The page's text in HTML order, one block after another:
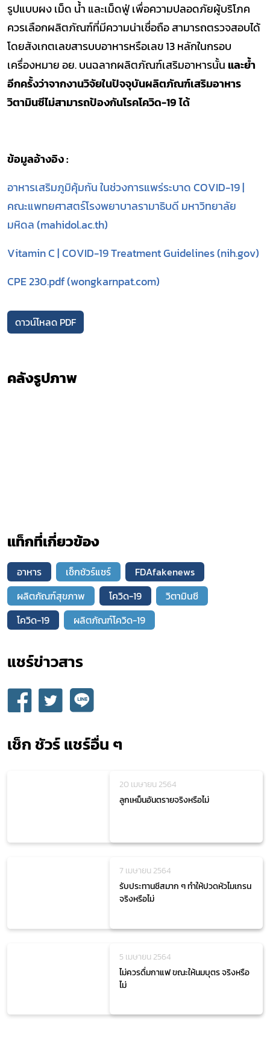
รูปแบบผง เม็ด น้ำ และเม็ดฟู่ เพื่อความปลอดภัยผู้บริโภค
ควรเลือกผลิตภัณฑ์ที่มีความน่าเชื่อถือ สามารถตรวจสอบได้
โดยสังเกตเลขสารบบอาหารหรือเลข 13 หลักในกรอบ
เครื่องหมาย อย. บนฉลากผลิตภัณฑ์เสริมอาหารนั้น และย้ำ
อีกครั้งว่าจากงานวิจัยในปัจจุบันผลิตภัณฑ์เสริมอาหาร
วิตามินซีไม่สามารถป้องกันโรคโควิด-19ได้
ข้อมูลอ้างอิง :
อาหารเสริมภูมิคุ้มกัน ในช่วงการแพร่ระบาด COVID-19 |
คณะแพทยศาสตร์โรงพยาบาลรามาธิบดี มหาวิทยาลัย
มหิดล (mahidol.ac.th)
Vitamin C | COVID-19 Treatment Guidelines (nih.gov)
CPE 230.pdf (wongkarnpat.com)
ดาวน์โหลด PDF
คลังรูปภาพ
แท็กที่เกี่ยวข้อง
อาหาร เช็กชัวร์แชร์
FDAfakenews
ผลิตภัณฑ์สุขภาพ
โควิด-19
วิตามินซี
โควิด-19
ผลิตภัณฑ์โควิด-19
แชร์ข่าวสาร​
เช็ก ชัวร์ แชร์อื่น ๆ
20 เมษายน 2564
ลูกเหม็นอันตรายจริงหรือไม่
7 เมษายน 2564
รับประทานชีสมาก ๆ ทำให้ปวดหัวไมเกรน
จริงหรือไม่
5 เมษายน 2564
ไม่ควรดื่มกาแฟ ขณะให้นมบุตร จริงหรือ
ไม่